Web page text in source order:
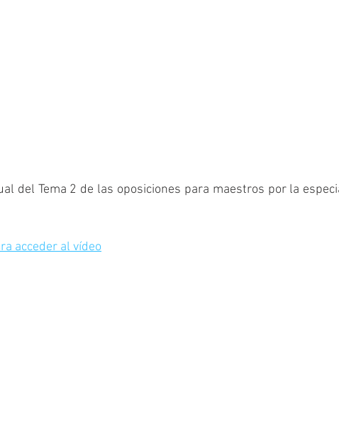
del Tema 2 de las oposiciones para maestros por la
acceder al vídeo